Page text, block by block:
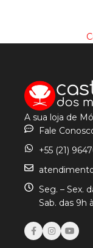
A sua loja de
Fale
+55 (21)
Seg. – Sex.
Sab. das 9h